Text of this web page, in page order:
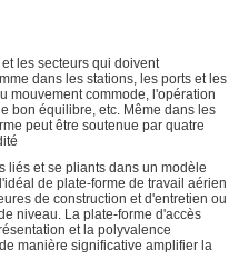
les secteurs qui doivent
dans les stations, les ports et les
mouvement commode, l'opération
bon équilibre, etc. Même dans les
peut être soutenue par quatre
liés et se pliants dans un modèle
de plate-forme de travail aérien
de construction et d'entretien ou
niveau. La plate-forme d'accès
et la polyvalence
manière significative amplifier la